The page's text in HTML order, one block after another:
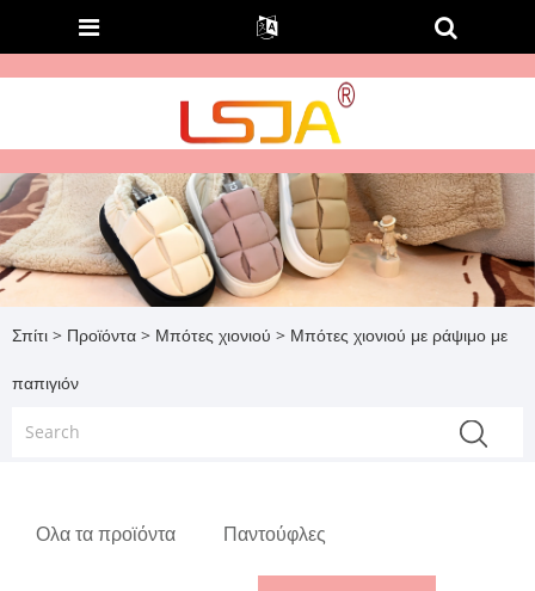
Σπίτι > Προϊόντα > Μπότες χιονιού > Μπότες χιονιού με ράψιμο με
παπιγιόν
Ολα τα προϊόντα Παντούφλες